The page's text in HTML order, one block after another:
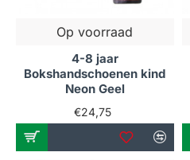
Op voorraad
4-8 jaar
Bokshandschoenen kind
Neon Geel
€24,75